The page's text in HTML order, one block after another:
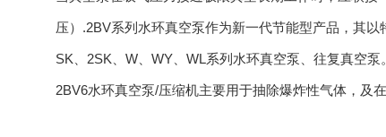
压）.2BV系列水环真空泵作为新一代节能型产品，其
SK、2SK、W、WY、WL系列水环真空泵、往复真空泵。
2BV6水环真空泵/压缩机主要用于抽除爆炸性气体，及